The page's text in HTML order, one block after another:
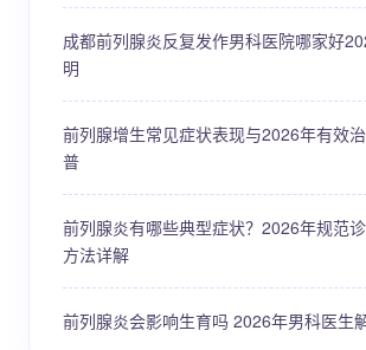
成都前列腺炎反复发作男科医院哪家好
明
前列腺增生常见症状表现与2026年有效
普
前列腺炎有哪些典型症状？2026年规范
方法详解
前列腺炎会影响生育吗 2026年男科医生